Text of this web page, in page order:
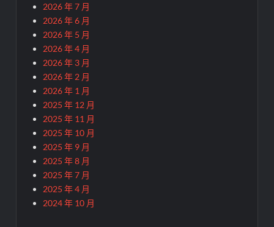
2026 年 7 月
2026 年 6 月
2026 年 5 月
2026 年 4 月
2026 年 3 月
2026 年 2 月
2026 年 1 月
2025 年 12 月
2025 年 11 月
2025 年 10 月
2025 年 9 月
2025 年 8 月
2025 年 7 月
2025 年 4 月
2024 年 10 月